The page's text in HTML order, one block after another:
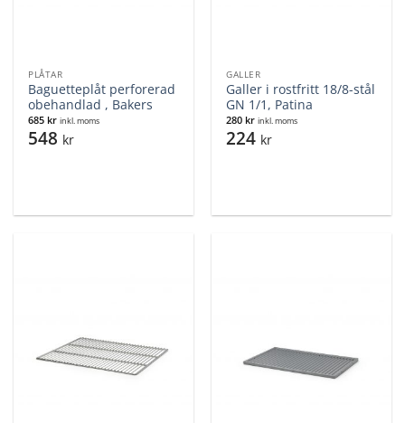
PLÅTAR
Baguetteplåt perforerad
obehandlad , Bakers
685 kr inkl. moms
548 kr
GALLER
Galler i rostfritt 18/8-stål
GN 1/1, Patina
280 kr inkl. moms
224 kr